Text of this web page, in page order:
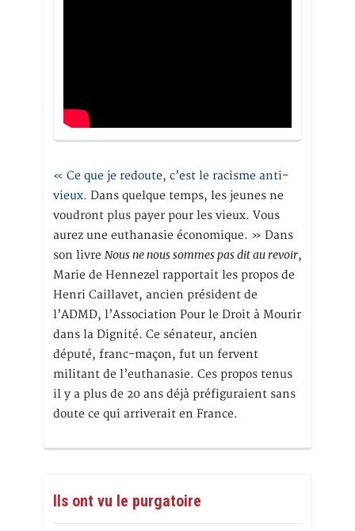
« Ce que je redoute, c’est le racisme anti-
vieux. Dans quelque temps, les jeunes ne
voudront plus payer pour les vieux. Vous
aurez une euthanasie économique. » Dans
son livre Nous ne nous sommes pas dit au revoir,
Marie de Hennezel rapportait les propos de
Henri Caillavet, ancien président de
l’ADMD, l’Association Pour le Droit à Mourir
dans la Dignité. Ce sénateur, ancien
député, franc-maçon, fut un fervent
militant de l’euthanasie. Ces propos tenus
il y a plus de 20 ans déjà préfiguraient sans
doute ce qui arriverait en France.
Ils ont vu le purgatoire